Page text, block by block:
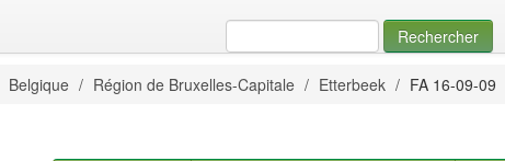
Rechercher
Belgique / Région de Bruxelles-Capitale / Etterbeek / FA 16-09-09